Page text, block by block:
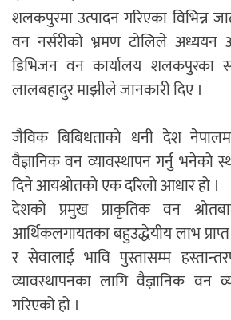
शलकपुरमा उत्पादन गरिएका विभिन्न
वन नर्सरीको भ्रमण टोलिले
डिभिजन वन कार्यालय
लालबहादुर माझीले जानकारी दिए ।
जैविक बिबिधताको धनी देश
वैज्ञानिक वन व्यावस्थापन गर्नु भनेको
दिने आयश्रोतको एक दरिलो आधार हो ।
देशको प्रमुख प्राकृतिक वन
आर्थिकलगायतका बहुउद्धेयीय लाभ
र सेवालाई भावि पुस्तासम्म
व्यावस्थापनका लागि वैज्ञानिक वन
गरिएको हो ।